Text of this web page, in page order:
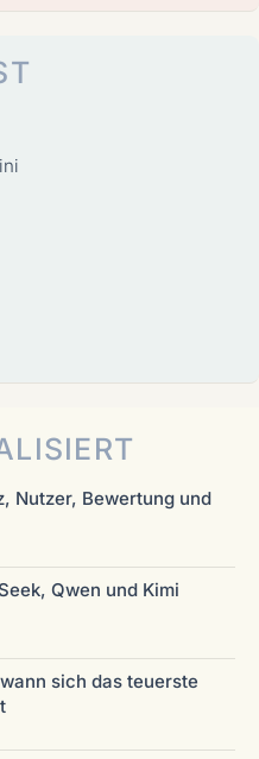
Nutzer, Bewertung und
Qwen und Kimi
sich das teuerste